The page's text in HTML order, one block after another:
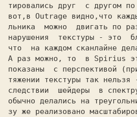
тировались друг  с другом
вот,в Outrage видно,что
льника  можно  двигать по
нарушения  текстуры - это
что  на каждом сканлайне
А раз можно, то  в Spirius
показаны  с перспективой
тяжении текстуры так нельзя
следствии  шейдеры  в
обычно делались на
зу же реализовано